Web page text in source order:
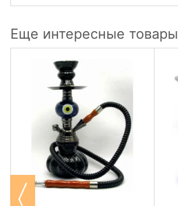
Еще интересные товары